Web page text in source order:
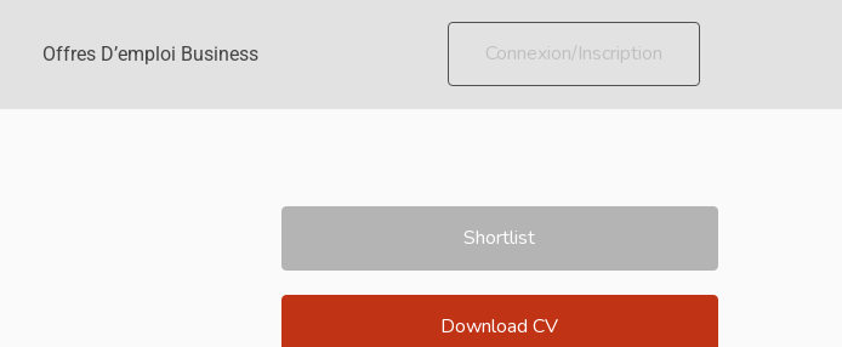
Offres D’emploi Business Connexion/Inscription
Shortlist
Download CV